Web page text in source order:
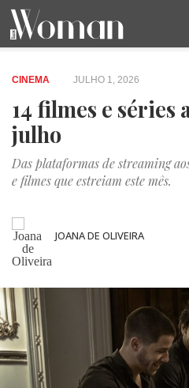
BELEZA
CAPA
LIFESTYLE
MODA
OPINIÃO
PESSOAS
SOCIEDADE
VIDEOS
CINEMA JULHO 1, 2026
14 filmes e séries
julho
Das plataformas de streaming
e filmes que estreiam este mês.
JOANA DE OLIVEIRA